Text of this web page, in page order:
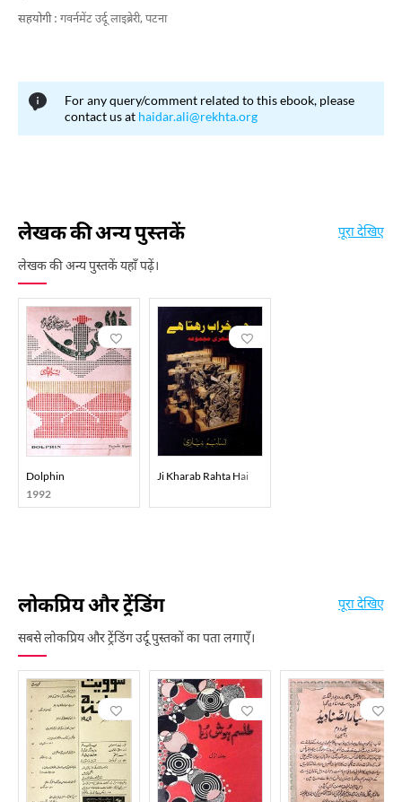
सहयोगी : गवर्नमेंट उर्दू लाइब्रेरी, पटना
For any query/comment related to this ebook, please
contact us at haidar.ali@rekhta.org
लेखक की अन्य पुस्तकें
लेखक की अन्य पुस्तकें यहाँ पढ़ें।
पूरा देखिए
Dolphin
1992
Ji Kharab Rahta Hai
लोकप्रिय और ट्रेंडिंग
सबसे लोकप्रिय और ट्रेंडिंग उर्दू पुस्तकों का पता लगाएँ।
पूरा देखिए